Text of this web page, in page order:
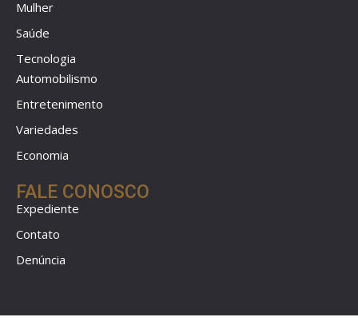
Mulher
Saúde
Tecnologia
Automobilismo
Entretenimento
Variedades
Economia
FALE CONOSCO
Expediente
Contato
Denúncia